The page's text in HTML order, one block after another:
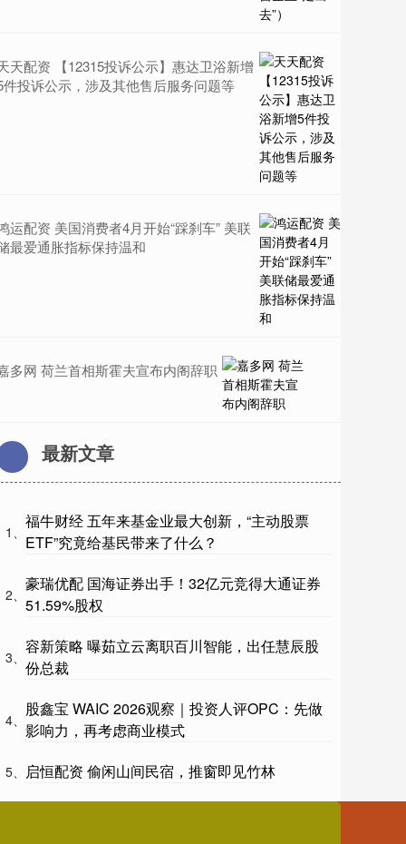
天配资 【12315投诉公示】惠达卫浴新增
件投诉公示，涉及其他售后服务问题等
运配资 美国消费者4月开始“踩刹车” 美联
最爱通胀指标保持温和
多网 荷兰首相斯霍夫宣布内阁辞职
最新文章
1、
福牛财经 五年来基金业最大创新，“主动股票
ETF”究竟给基民带来了什么？
2、
豪瑞优配 国海证券出手！32亿元竞得大通证券
51.59%股权
3、
容新策略 曝茹立云离职百川智能，出任慧辰股
份总裁
4、
股鑫宝 WAIC 2026观察｜投资人评OPC：先做
影响力，再考虑商业模式
5、 启恒配资 偷闲山间民宿，推窗即见竹林